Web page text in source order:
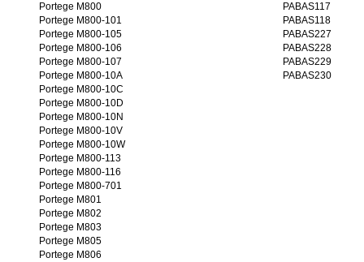
Portege M800
Portege M800-101
Portege M800-105
Portege M800-106
Portege M800-107
Portege M800-10A
Portege M800-10C
Portege M800-10D
Portege M800-10N
Portege M800-10V
Portege M800-10W
Portege M800-113
Portege M800-116
Portege M800-701
Portege M801
Portege M802
Portege M803
Portege M805
Portege M806
PABAS117
PABAS118
PABAS227
PABAS228
PABAS229
PABAS230